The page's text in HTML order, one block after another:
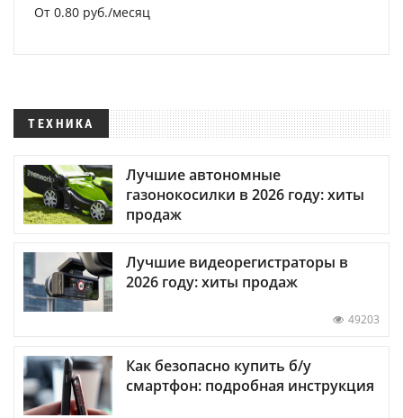
От 0.80 руб./месяц
ТЕХНИКА
Лучшие автономные
газонокосилки в 2026 году: хиты
продаж
Лучшие видеорегистраторы в
2026 году: хиты продаж
49203
Как безопасно купить б/у
смартфон: подробная инструкция